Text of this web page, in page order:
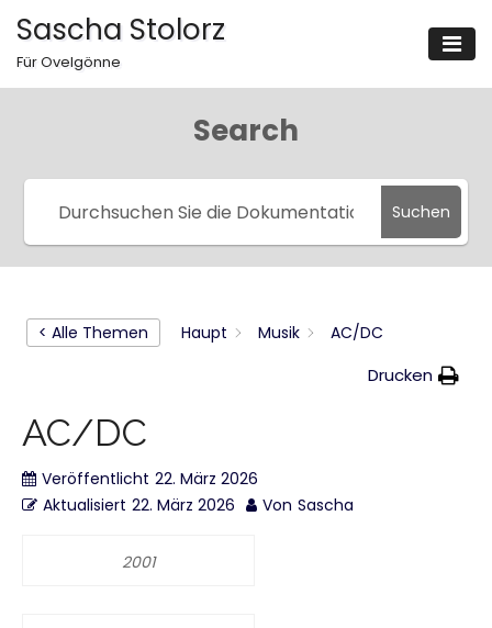
Inhalt
springen
Sascha Stolorz
Für Ovelgönne
Search
Suchen
< Alle Themen Haupt Musik AC/DC
Drucken
AC/DC
Veröffentlicht 22. März 2026
Aktualisiert 22. März 2026 Von Sascha
2001